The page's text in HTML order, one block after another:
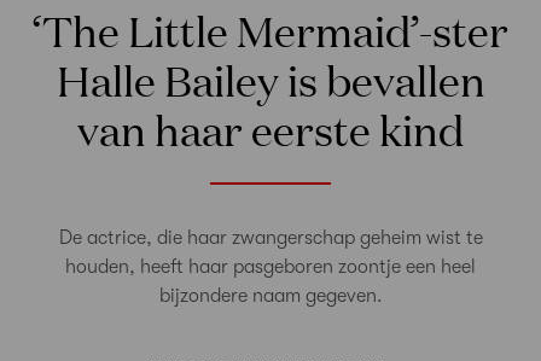
‘The Little Mermaid’-ster
Halle Bailey is bevallen
van haar eerste kind
De actrice, die haar zwangerschap geheim wist te
houden, heeft haar pasgeboren zoontje een heel
bijzondere naam gegeven.